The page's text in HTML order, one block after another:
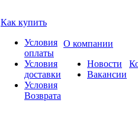
Как купить
Условия
оплаты
Условия
доставки
Условия
Возврата
О компании
Новости
Вакансии